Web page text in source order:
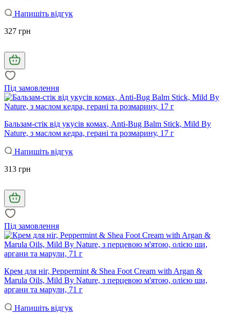
Напишіть відгук
327 грн
Під замовлення
Бальзам-стік від укусів комах, Anti-Bug Balm Stick, Mild By
Nature, з маслом кедра, герані та розмарину, 17 г
Напишіть відгук
313 грн
Під замовлення
Крем для ніг, Peppermint & Shea Foot Cream with Argan &
Marula Oils, Mild By Nature, з перцевою м'ятою, олією ши,
аргани та марули, 71 г
Напишіть відгук